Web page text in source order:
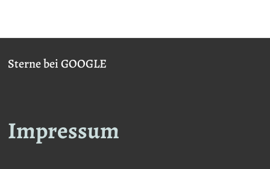
Sterne bei GOOGLE
Impressum